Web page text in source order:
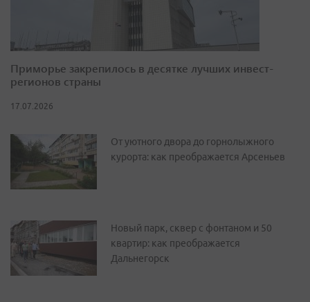
Приморье закрепилось в десятке лучших инвест-
регионов страны
17.07.2026
От уютного двора до горнолыжного
курорта: как преображается Арсеньев
Новый парк, сквер с фонтаном и 50
квартир: как преображается
Дальнегорск